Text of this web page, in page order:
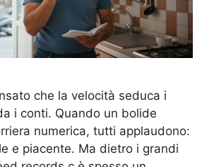
che la velocità seduca i
i conti. Quando un bolide
numerica, tutti applaudono:
e piacente. Ma dietro i grandi